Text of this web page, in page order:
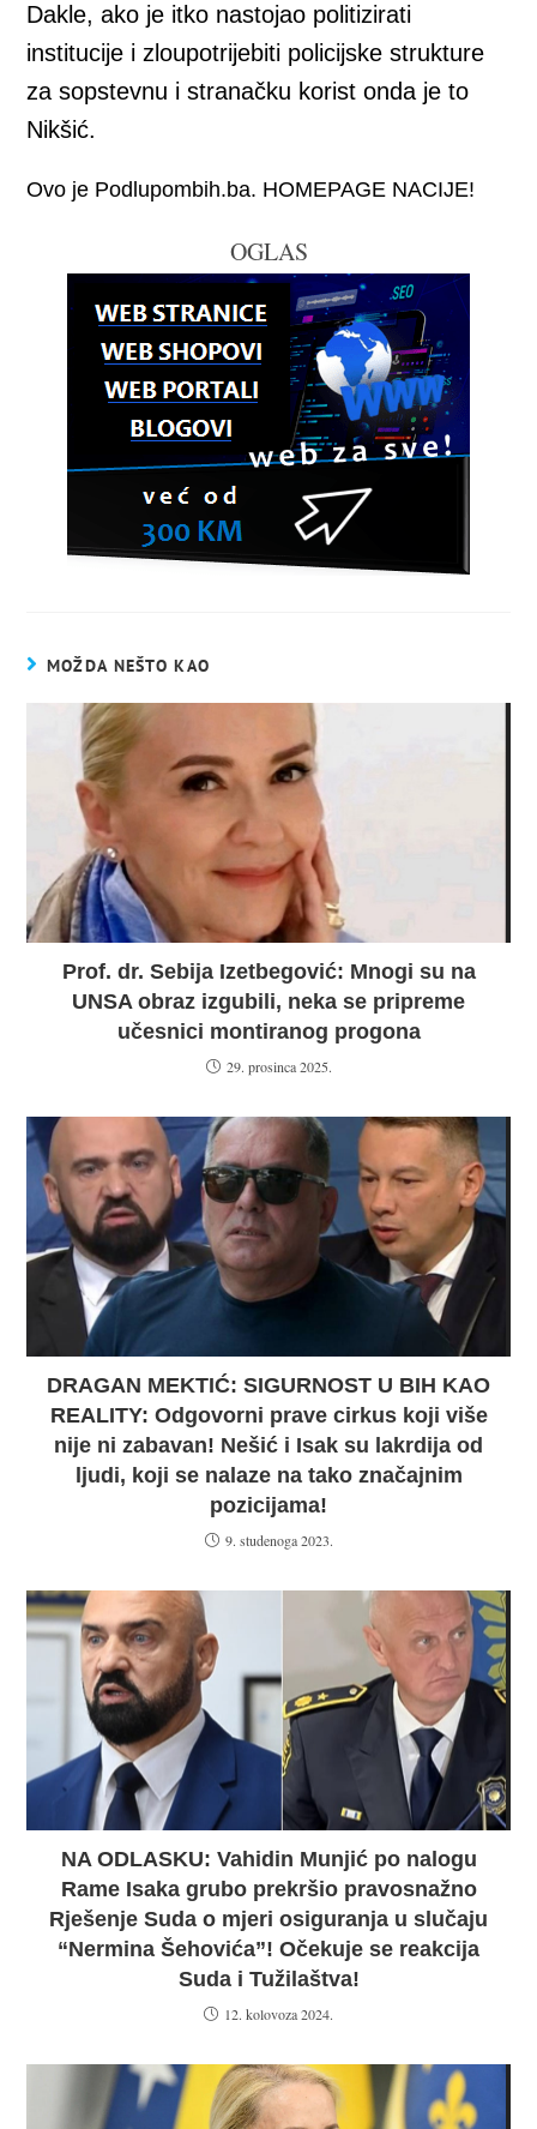
Dakle, ako je itko nastojao politizirati
institucije i zloupotrijebiti policijske strukture
za sopstevnu i stranačku korist onda je to
Nikšić.
Ovo je Podlupombih.ba. HOMEPAGE NACIJE!
OGLAS
MOŽDA NEŠTO KAO
Prof. dr. Sebija Izetbegović: Mnogi su na
UNSA obraz izgubili, neka se pripreme
učesnici montiranog progona
29. prosinca 2025.
DRAGAN MEKTIĆ: SIGURNOST U BIH KAO
REALITY: Odgovorni prave cirkus koji više
nije ni zabavan! Nešić i Isak su lakrdija od
ljudi, koji se nalaze na tako značajnim
pozicijama!
9. studenoga 2023.
NA ODLASKU: Vahidin Munjić po nalogu
Rame Isaka grubo prekršio pravosnažno
Rješenje Suda o mjeri osiguranja u slučaju
“Nermina Šehovića”! Očekuje se reakcija
Suda i Tužilaštva!
12. kolovoza 2024.